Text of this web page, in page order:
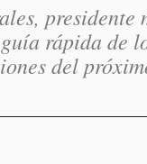
rápida de
del